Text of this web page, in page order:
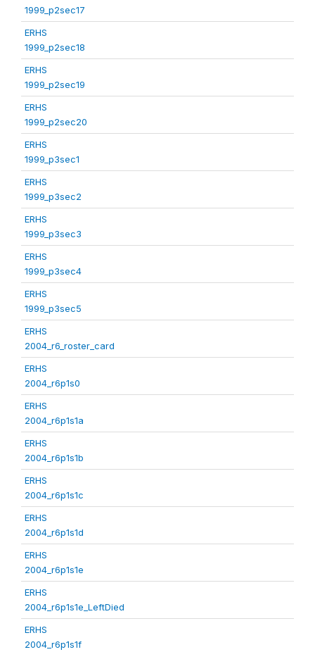
1999_p2sec17
ERHS
1999_p2sec18
ERHS
1999_p2sec19
ERHS
1999_p2sec20
ERHS
1999_p3sec1
ERHS
1999_p3sec2
ERHS
1999_p3sec3
ERHS
1999_p3sec4
ERHS
1999_p3sec5
ERHS
2004_r6_roster_card
ERHS
2004_r6p1s0
ERHS
2004_r6p1s1a
ERHS
2004_r6p1s1b
ERHS
2004_r6p1s1c
ERHS
2004_r6p1s1d
ERHS
2004_r6p1s1e
ERHS
2004_r6p1s1e_LeftDied
ERHS
2004_r6p1s1f